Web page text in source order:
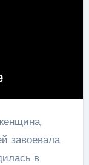
завоевала
в